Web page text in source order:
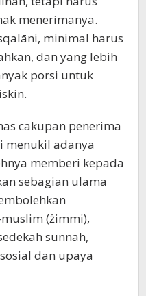
menerimanya.
minimal harus
dan yang lebih
porsi untuk
cakupan penerima
menukil adanya
memberi kepada
sebagian ulama
(żimmi),
sunnah,
dan upaya